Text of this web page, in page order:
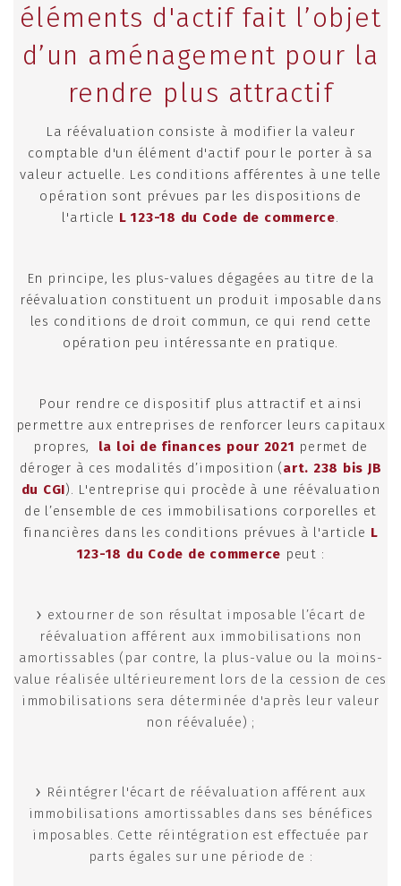
éléments d'actif fait l’objet
d’un aménagement pour la
rendre plus attractif
La réévaluation consiste à modifier la valeur
comptable d'un élément d'actif pour le porter à sa
valeur actuelle. Les conditions afférentes à une telle
opération sont prévues par les dispositions de
l'article L 123-18 du Code de commerce.
En principe, les plus-values dégagées au titre de la
réévaluation constituent un produit imposable dans
les conditions de droit commun, ce qui rend cette
opération peu intéressante en pratique.
Pour rendre ce dispositif plus attractif et ainsi
permettre aux entreprises de renforcer leurs capitaux
propres, la loi de finances pour 2021 permet de
déroger à ces modalités d’imposition (art. 238 bis JB
du CGI). L'entreprise qui procède à une réévaluation
de l’ensemble de ces immobilisations corporelles et
financières dans les conditions prévues à l'article L
123-18 du Code de commerce peut :
extourner de son résultat imposable l’écart de
réévaluation afférent aux immobilisations non
amortissables (par contre, la plus-value ou la moins-
value réalisée ultérieurement lors de la cession de ces
immobilisations sera déterminée d'après leur valeur
non réévaluée) ;
Réintégrer l'écart de réévaluation afférent aux
immobilisations amortissables dans ses bénéfices
imposables. Cette réintégration est effectuée par
parts égales sur une période de :